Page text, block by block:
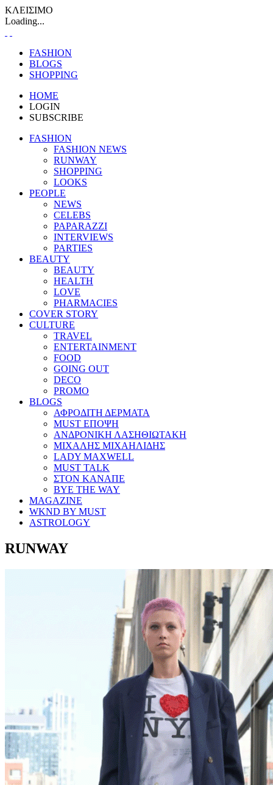
ΚΛΕΙΣΙΜΟ
Loading...
FASHION
BLOGS
SHOPPING
HOME
LOGIN
SUBSCRIBE
FASHION
FASHION NEWS
RUNWAY
SHOPPING
LOOKS
PEOPLE
NEWS
CELEBS
PAPARAZZI
INTERVIEWS
PARTIES
BEAUTY
BEAUTY
HEALTH
LOVE
PHARMACIES
COVER STORY
CULTURE
TRAVEL
ENTERTAINMENT
FOOD
GOING OUT
DECO
PROMO
BLOGS
ΑΦΡΟΔΙΤΗ ΔΕΡΜΑΤΑ
MUST ΕΠΟΨΗ
ΑΝΔΡΟΝΙΚΗ ΛΑΣΗΘΙΩΤΑΚΗ
ΜΙΧΑΛΗΣ ΜΙΧΑΗΛΙΔΗΣ
LADY MAXWELL
MUST TALK
ΣΤΟΝ ΚΑΝΑΠΕ
BYE THE WAY
MAGAZINE
WKND BY MUST
ASTROLOGY
RUNWAY